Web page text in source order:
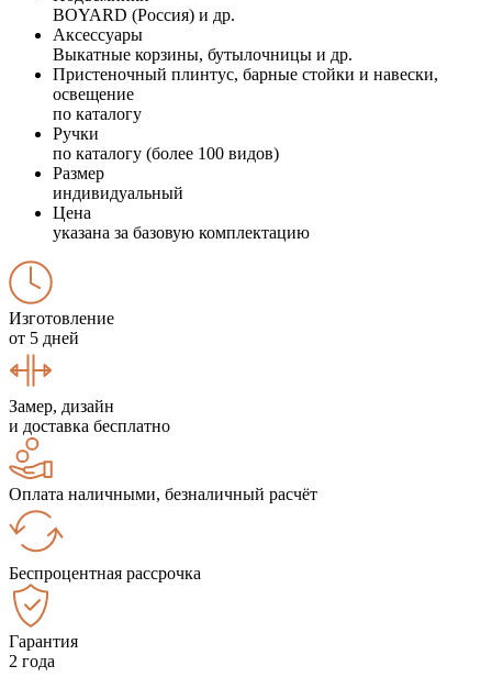
BOYARD (Россия) и др.
Аксессуары
Выкатные корзины, бутылочницы и др.
Пристеночный плинтус, барные стойки и навески,
освещение
по каталогу
Ручки
по каталогу (более 100 видов)
Размер
индивидуальный
Цена
указана за базовую комплектацию
Изготовление
от 5 дней
Замер, дизайн
и доставка бесплатно
Оплата наличными, безналичный расчёт
Беспроцентная рассрочка
Гарантия
2 года